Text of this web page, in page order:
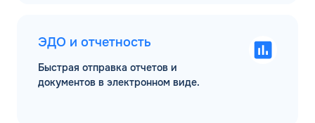
ЭДО и отчетность
Быстрая отправка отчетов и
документов в электронном виде.